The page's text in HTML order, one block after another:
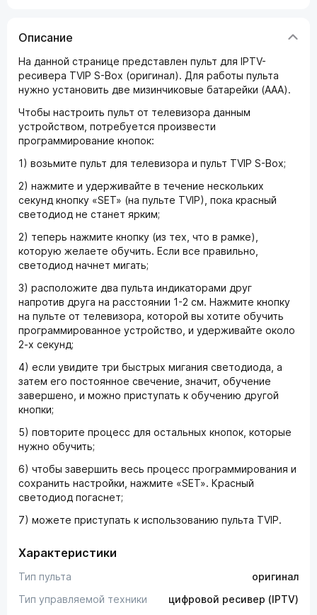
Описание
На данной странице представлен пульт для IPTV-
ресивера TVIP S-Box (оригинал). Для работы пульта
нужно установить две мизинчиковые батарейки (AAA).
Чтобы настроить пульт от телевизора данным
устройством, потребуется произвести
программирование кнопок:
1) возьмите пульт для телевизора и пульт TVIP S-Box;
2) нажмите и удерживайте в течение нескольких
секунд кнопку «SET» (на пульте TVIP), пока красный
светодиод не станет ярким;
2) теперь нажмите кнопку (из тех, что в рамке),
которую желаете обучить. Если все правильно,
светодиод начнет мигать;
3) расположите два пульта индикаторами друг
напротив друга на расстоянии 1-2 см. Нажмите кнопку
на пульте от телевизора, которой вы хотите обучить
программированное устройство, и удерживайте около
2-х секунд;
4) если увидите три быстрых мигания светодиода, а
затем его постоянное свечение, значит, обучение
завершено, и можно приступать к обучению другой
кнопки;
5) повторите процесс для остальных кнопок, которые
нужно обучить;
6) чтобы завершить весь процесс программирования и
сохранить настройки, нажмите «SET». Красный
светодиод погаснет;
7) можете приступать к использованию пульта TVIP.
Характеристики
Тип пульта
оригинал
Тип управляемой техники
цифровой ресивер (IPTV)